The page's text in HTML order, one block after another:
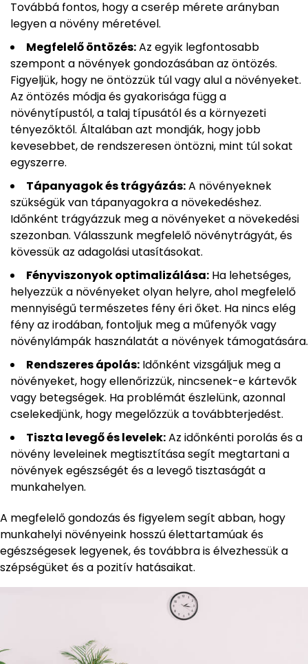
Továbbá fontos, hogy a cserép mérete arányban
legyen a növény méretével.
Megfelelő öntözés:Az egyik legfontosabb
szempont a növények gondozásában az öntözés.
Figyeljük, hogy ne öntözzük túl vagy alul a növényeket.
Az öntözés módja és gyakorisága függ a
növénytípustól, a talaj típusától és a környezeti
tényezőktől. Általában azt mondják, hogy jobb
kevesebbet, de rendszeresen öntözni, mint túl sokat
egyszerre.
Tápanyagok és trágyázás:A növényeknek
szükségük van tápanyagokra a növekedéshez.
Időnként trágyázzuk meg a növényeket a növekedési
szezonban. Válasszunk megfelelő növénytrágyát, és
kövessük az adagolási utasításokat.
Fényviszonyok optimalizálása: Ha lehetséges,
helyezzük a növényeket olyan helyre, ahol megfelelő
mennyiségű természetes fény éri őket. Ha nincs elég
fény az irodában, fontoljuk meg a műfenyők vagy
növénylámpák használatát a növények támogatására.
Rendszeres ápolás: Időnként vizsgáljuk meg a
növényeket, hogy ellenőrizzük, nincsenek-e kártevők
vagy betegségek. Ha problémát észlelünk, azonnal
cselekedjünk, hogy megelőzzük a továbbterjedést.
Tiszta levegő és levelek:Az időnkénti porolás és a
növény leveleinek megtisztítása segít megtartani a
növények egészségét és a levegő tisztaságát a
munkahelyen.
A megfelelő gondozás és figyelem segít abban, hogy
munkahelyi növényeink hosszú élettartamúak és
egészségesek legyenek, és továbbra is élvezhessük a
szépségüket és a pozitív hatásaikat.